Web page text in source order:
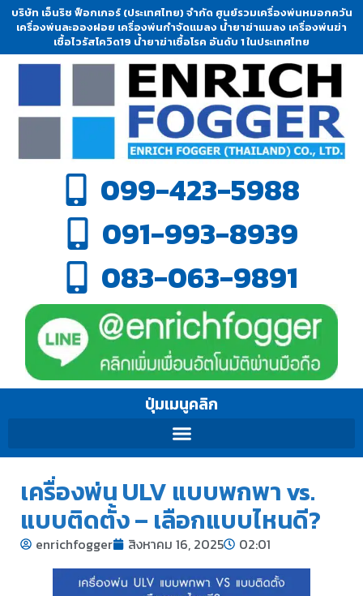
บริษัท เอ็นริช ฟ็อกเกอร์ (ประเทศไทย) จำกัด ศูนย์รวมเครื่องพ่นหมอกควัน
เครื่องพ่นละอองฝอย เครื่องพ่นกำจัดแมลง น้ำยาฆ่าแมลง เครื่องพ่นฆ่า
เชื้อไวรัสโควิด19 น้ำยาฆ่าเชื้อโรค อันดับ 1 ในประเทศไทย
099-423-5988
091-993-8939
083-063-9891
ปุ่มเมนูคลิก
เครื่องพ่น ULV แบบพกพา vs.
แบบติดตั้ง – เลือกแบบไหนดี?
enrichfogger สิงหาคม 16, 2025 02:01